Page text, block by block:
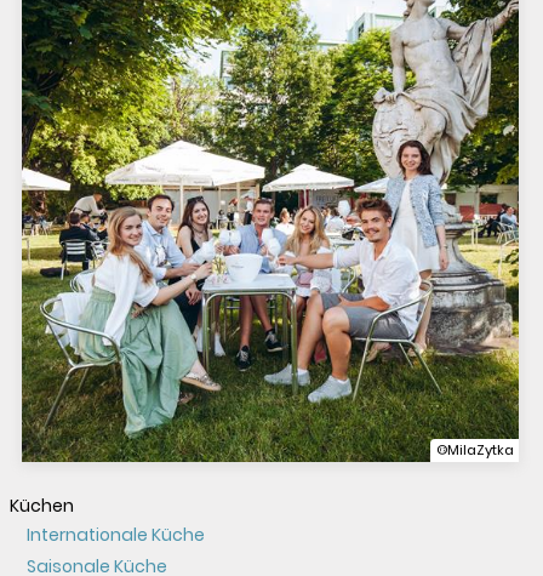
©MilaZytka
Küchen
Internationale Küche
Saisonale Küche